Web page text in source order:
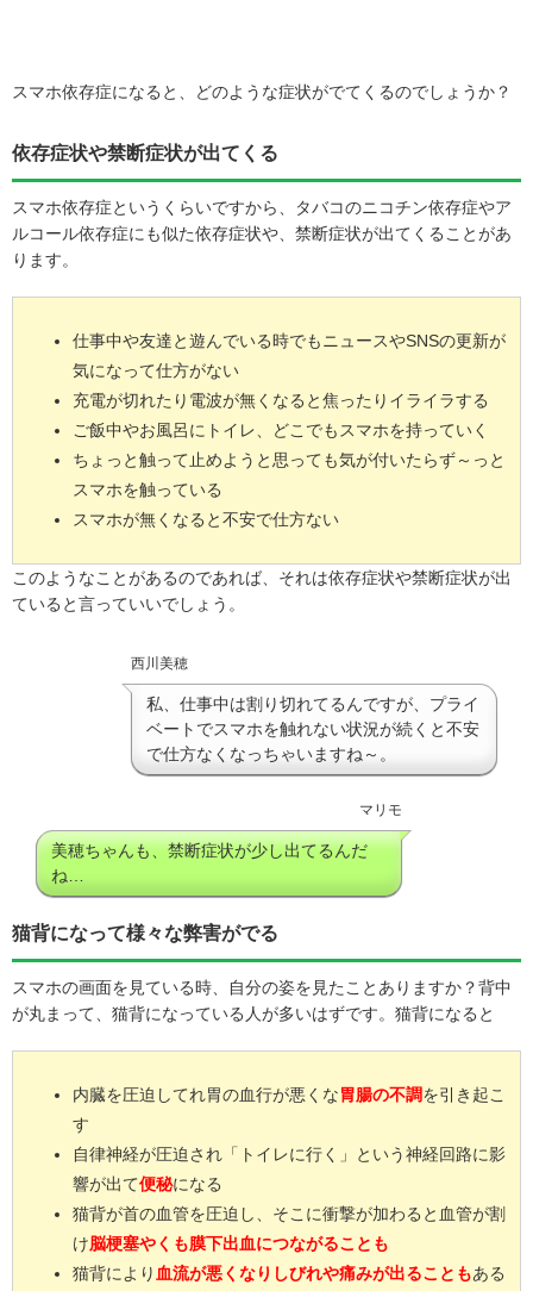
スマホ依存症になると、どのような症状がでてくるのでしょうか？
依存症状や禁断症状が出てくる
スマホ依存症というくらいですから、タバコのニコチン依存症やア
ルコール依存症にも似た依存症状や、禁断症状が出てくることがあ
ります。
仕事中や友達と遊んでいる時でもニュースやSNSの更新が
気になって仕方がない
充電が切れたり電波が無くなると焦ったりイライラする
ご飯中やお風呂にトイレ、どこでもスマホを持っていく
ちょっと触って止めようと思っても気が付いたらず～っと
スマホを触っている
スマホが無くなると不安で仕方ない
このようなことがあるのであれば、それは依存症状や禁断症状が出
ていると言っていいでしょう。
西川美穂
私、仕事中は割り切れてるんですが、プライ
ベートでスマホを触れない状況が続くと不安
で仕方なくなっちゃいますね～。
マリモ
美穂ちゃんも、禁断症状が少し出てるんだ
ね…
猫背になって様々な弊害がでる
スマホの画面を見ている時、自分の姿を見たことありますか？背中
が丸まって、猫背になっている人が多いはずです。猫背になると
内臓を圧迫してれ胃の血行が悪くな胃腸の不調を引き起こ
す
自律神経が圧迫され「トイレに行く」という神経回路に影
響が出て便秘になる
猫背が首の血管を圧迫し、そこに衝撃が加わると血管が割
け脳梗塞やくも膜下出血につながることも
猫背により血流が悪くなりしびれや痛みが出ることもある